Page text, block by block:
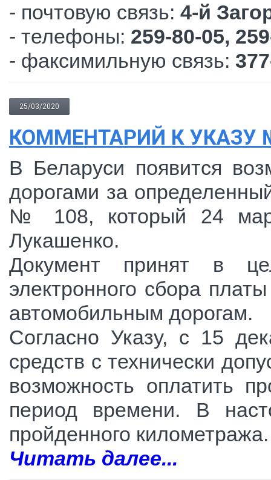
- почтовую связь: 4-й
- телефоны: 259-80-05,
- факсимильную связь:
25/03/2020
КОММЕНТАРИЙ К УКАЗУ
В Беларуси появится
дорогами за
№ 108, который 24
Лукашенко.
Документ принят в
электронного сбора
автомобильным дорогам.
Согласно Указу, с 15
средств с технически
возможность оплатить
период времени. В
пройденного километража.
Читать далее...